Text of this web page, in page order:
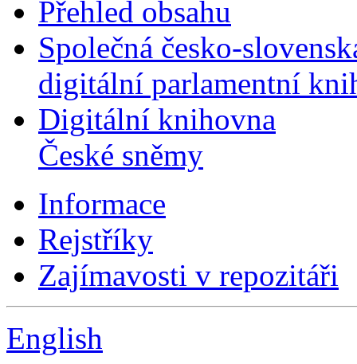
Přehled obsahu
Společná česko-
digitální parlamentní
Digitální knihovna
České sněmy
Informace
Rejstříky
Zajímavosti v repozitáři
English